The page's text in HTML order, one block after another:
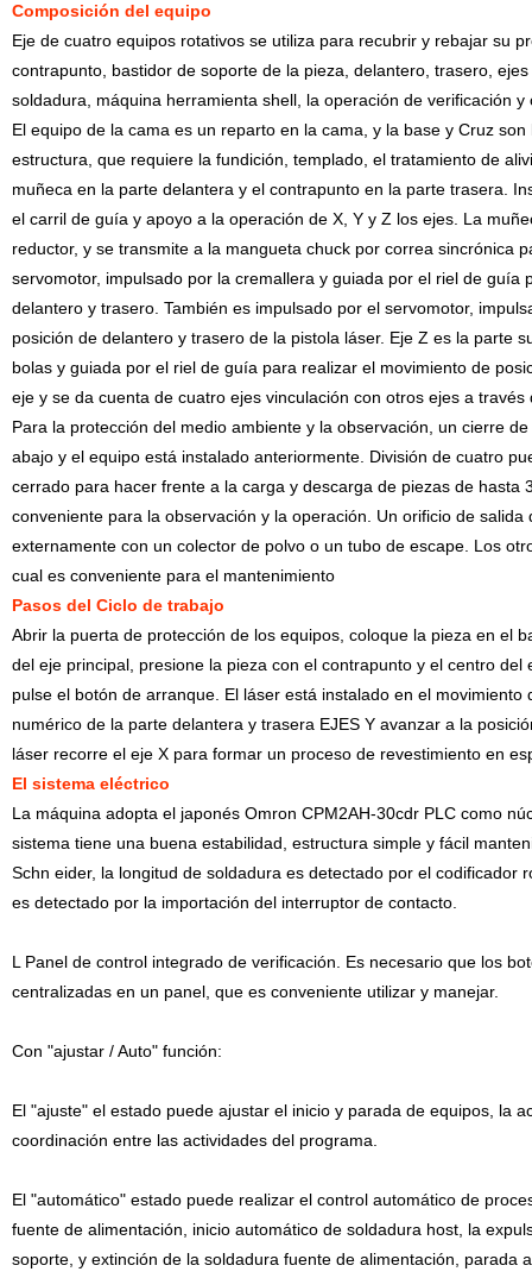
Composición del equipo
Eje de cuatro equipos rotativos se utiliza para recubrir y rebajar su
contrapunto, bastidor de soporte de la pieza, delantero, trasero,
soldadura, máquina herramienta shell, la operación de verificación y
El equipo de la cama es un reparto en la cama, y la base y Cruz
estructura, que requiere la fundición, templado, el tratamiento de
muñeca en la parte delantera y el contrapunto en la parte trasera.
el carril de guía y apoyo a la operación de X, Y y Z los ejes. La
reductor, y se transmite a la mangueta chuck por correa sincrónica
servomotor, impulsado por la cremallera y guiada por el riel de
delantero y trasero. También es impulsado por el servomotor,
posición de delantero y trasero de la pistola láser. Eje Z es la parte
bolas y guiada por el riel de guía para realizar el movimiento de
eje y se da cuenta de cuatro ejes vinculación con otros ejes a
Para la protección del medio ambiente y la observación, un cierre
abajo y el equipo está instalado anteriormente. División de cuatro
cerrado para hacer frente a la carga y descarga de piezas de
conveniente para la observación y la operación. Un orificio de
externamente con un colector de polvo o un tubo de escape. Los
cual es conveniente para el mantenimiento
Pasos del Ciclo de trabajo
Abrir la puerta de protección de los equipos, coloque la pieza en el
del eje principal, presione la pieza con el contrapunto y el centro
pulse el botón de arranque. El láser está instalado en el
numérico de la parte delantera y trasera EJES Y avanzar a la
láser recorre el eje X para formar un proceso de revestimiento en
El sistema eléctrico
La máquina adopta el japonés Omron CPM2AH-30cdr PLC como
sistema tiene una buena estabilidad, estructura simple y fácil
Schn eider, la longitud de soldadura es detectado por el
es detectado por la importación del interruptor de contacto.
L Panel de control integrado de verificación. Es necesario que los
centralizadas en un panel, que es conveniente utilizar y manejar.
Con "ajustar / Auto" función:
El "ajuste" el estado puede ajustar el inicio y parada de equipos, la
coordinación entre las actividades del programa.
El "automático" estado puede realizar el control automático de
fuente de alimentación, inicio automático de soldadura host, la
soporte, y extinción de la soldadura fuente de alimentación,